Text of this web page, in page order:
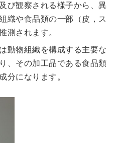
び観察される様子から、異
織や食品類の一部（皮，ス
測されます。
動物組織を構成する主要な
、その加工品である食品類
分になります。